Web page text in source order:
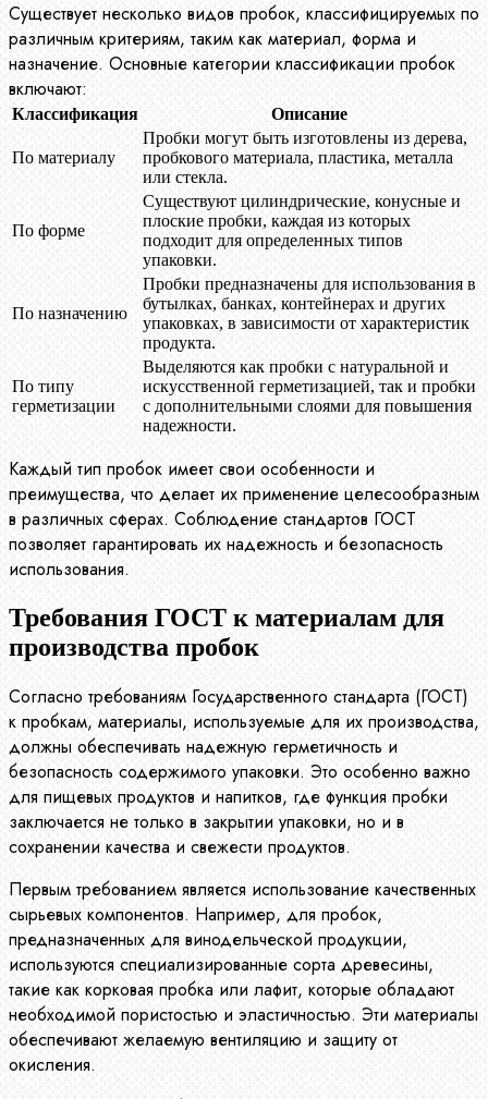
Существует несколько видов пробок, классифицируемых по
различным критериям, таким как материал, форма и
назначение. Основные категории классификации пробок
включают:
Классификация Описание
По материалу
Пробки могут быть изготовлены из дерева,
пробкового материала, пластика, металла
или стекла.
По форме
Существуют цилиндрические, конусные и
плоские пробки, каждая из которых
подходит для определенных типов
упаковки.
По назначению
Пробки предназначены для использования в
бутылках, банках, контейнерах и других
упаковках, в зависимости от характеристик
продукта.
По типу
герметизации
Выделяются как пробки с натуральной и
искусственной герметизацией, так и пробки
с дополнительными слоями для повышения
надежности.
Каждый тип пробок имеет свои особенности и
преимущества, что делает их применение целесообразным
в различных сферах. Соблюдение стандартов ГОСТ
позволяет гарантировать их надежность и безопасность
использования.
Требования ГОСТ к материалам для
производства пробок
Согласно требованиям Государственного стандарта (ГОСТ)
к пробкам, материалы, используемые для их производства,
должны обеспечивать надежную герметичность и
безопасность содержимого упаковки. Это особенно важно
для пищевых продуктов и напитков, где функция пробки
заключается не только в закрытии упаковки, но и в
сохранении качества и свежести продуктов.
Первым требованием является использование качественных
сырьевых компонентов. Например, для пробок,
предназначенных для винодельческой продукции,
используются специализированные сорта древесины,
такие как корковая пробка или лафит, которые обладают
необходимой пористостью и эластичностью. Эти материалы
обеспечивают желаемую вентиляцию и защиту от
окисления.